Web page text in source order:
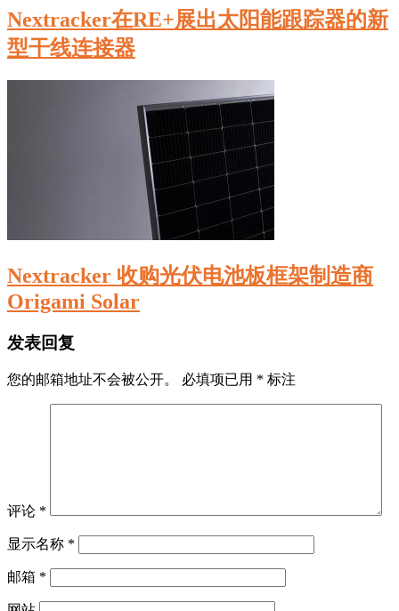
Nextracker在RE+展出太阳能跟踪器的新
型干线连接器
Nextracker 收购光伏电池板框架制造商
Origami Solar
发表回复
您的邮箱地址不会被公开。 必填项已用 * 标注
评论 *
显示名称 *
邮箱 *